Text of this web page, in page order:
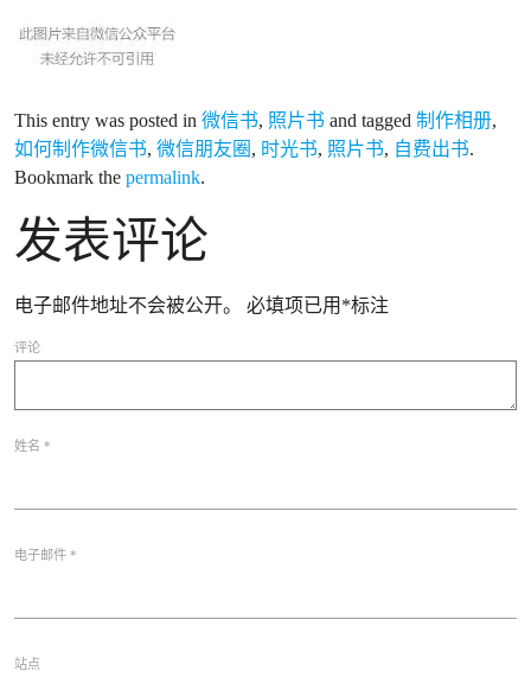
This entry was posted in 微信书, 照片书 and tagged 制作相册,
如何制作微信书, 微信朋友圈 , 时光书, 照片书, 自费出书.
Bookmark the permalink.
发表评论
电子邮件地址不会被公开。 必填项已用 *标注
评论
姓名 *
电子邮件 *
站点